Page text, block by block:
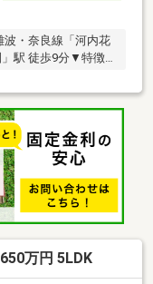
・奈良線「河内花
駅 徒歩9分▼特徴・
ステムキッチン、カ
に配慮された間取
能・室内丁寧に使用
平米が含まれていま
住まい探しをお手伝
はお気軽にお問い
万円 5LDK